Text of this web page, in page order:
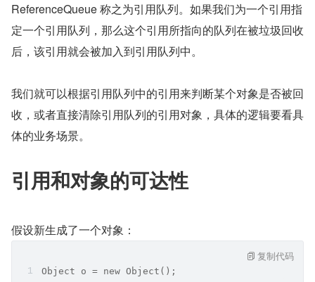
ReferenceQueue 称之为引用队列。如果我们为一个引用指
定一个引用队列，那么这个引用所指向的队列在被垃圾回收
后，该引用就会被加入到引用队列中。
我们就可以根据引用队列中的引用来判断某个对象是否被回
收，或者直接清除引用队列的引用对象，具体的逻辑要看具
体的业务场景。
引用和对象的可达性
假设新生成了一个对象：
Object o = new Object();
复制代码